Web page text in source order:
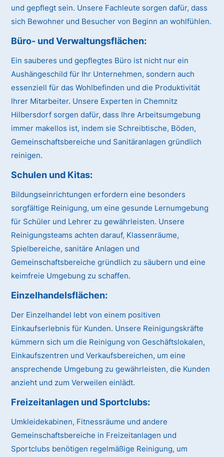
und gepflegt sein. Unsere Fachleute sorgen dafür, dass
sich Bewohner und Besucher von Beginn an wohlfühlen.
Büro- und Verwaltungsflächen:
Ein sauberes und gepflegtes Büro ist nicht nur ein
Aushängeschild für Ihr Unternehmen, sondern auch
essenziell für das Wohlbefinden und die Produktivität
Ihrer Mitarbeiter. Unsere Experten in Chemnitz
Hilbersdorf sorgen dafür, dass Ihre Arbeitsumgebung
immer makellos ist, indem sie Schreibtische, Böden,
Gemeinschaftsbereiche und Sanitäranlagen gründlich
reinigen.
Schulen und Kitas:
Bildungseinrichtungen erfordern eine besonders
sorgfältige Reinigung, um eine gesunde Lernumgebung
für Schüler und Lehrer zu gewährleisten. Unsere
Reinigungsteams achten darauf, Klassenräume,
Spielbereiche, sanitäre Anlagen und
Gemeinschaftsbereiche gründlich zu säubern und eine
keimfreie Umgebung zu schaffen.
Einzelhandelsflächen:
Der Einzelhandel lebt von einem positiven
Einkaufserlebnis für Kunden. Unsere Reinigungskräfte
kümmern sich um die Reinigung von Geschäftslokalen,
Einkaufszentren und Verkaufsbereichen, um eine
ansprechende Umgebung zu gewährleisten, die Kunden
anzieht und zum Verweilen einlädt.
Freizeitanlagen und Sportclubs:
Umkleidekabinen, Fitnessräume und andere
Gemeinschaftsbereiche in Freizeitanlagen und
Sportclubs benötigen regelmäßige Reinigung, um